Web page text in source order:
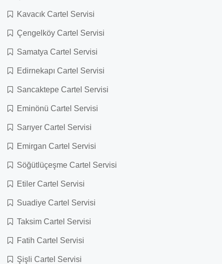
Kavacık Cartel Servisi
Çengelköy Cartel Servisi
Samatya Cartel Servisi
Edirnekapı Cartel Servisi
Sancaktepe Cartel Servisi
Eminönü Cartel Servisi
Sarıyer Cartel Servisi
Emirgan Cartel Servisi
Söğütlüçeşme Cartel Servisi
Etiler Cartel Servisi
Suadiye Cartel Servisi
Taksim Cartel Servisi
Fatih Cartel Servisi
Şişli Cartel Servisi